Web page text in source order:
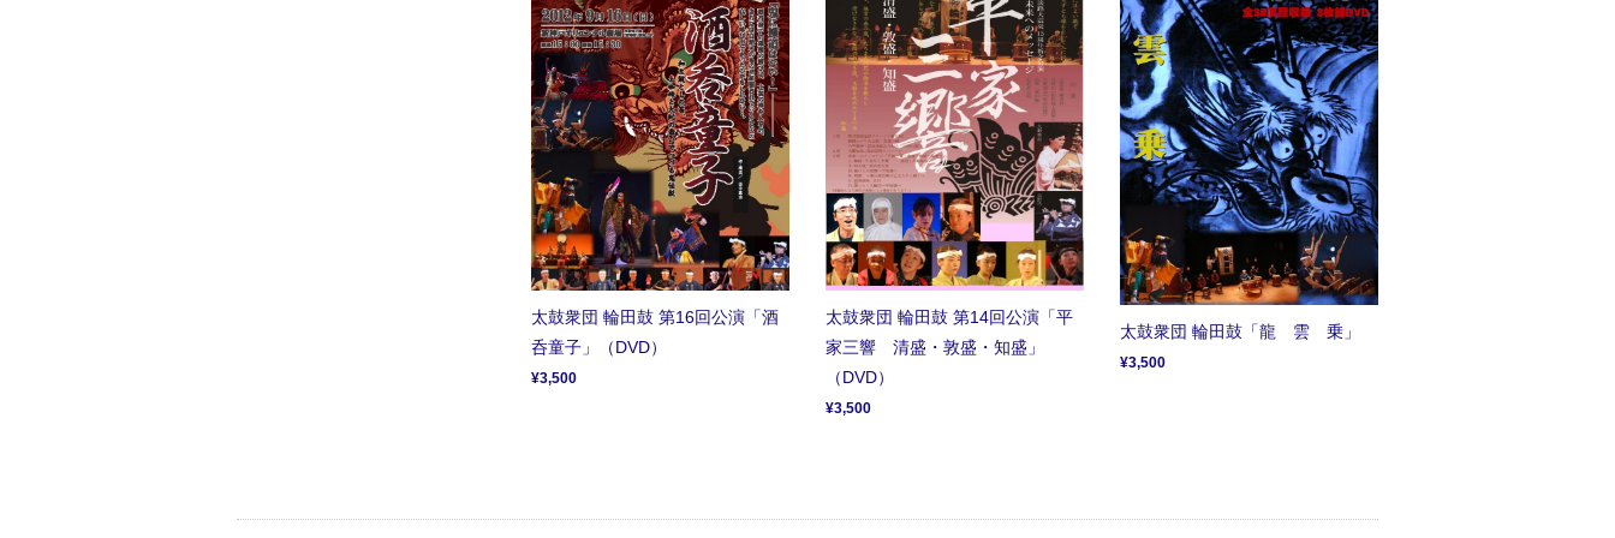
太鼓衆団 輪田鼓 第16回公演「酒
呑童子」（DVD）
¥3,500
太鼓衆団 輪田鼓 第14回公演「平
家三響 清盛・敦盛・知盛」
（DVD）
¥3,500
太鼓衆団 輪田鼓「龍 雲 乗」
¥3,500